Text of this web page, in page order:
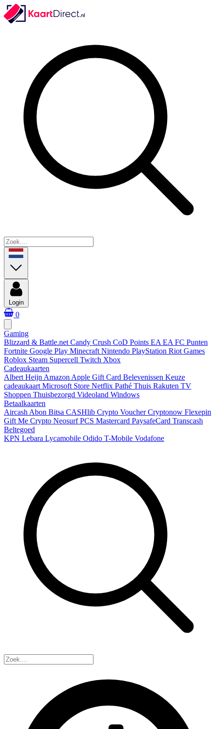
Login
0
Gaming
Blizzard & Battle.net Candy Crush CoD Points EA EA FC Punten
Fortnite Google Play Minecraft Nintendo PlayStation Riot Games
Roblox Steam Supercell Twitch Xbox
Cadeaukaarten
Albert Heijn Amazon Apple Gift Card Belevenissen Keuze
cadeaukaart Microsoft Store Netflix Pathé Thuis Rakuten TV
Shoppen Thuisbezorgd Videoland Windows
Betaalkaarten
Aircash Abon Bitsa CASHlib Crypto VoucherCryptonow Flexepin
Gift Me Crypto NeosurfPCS Mastercard PaysafeCard Transcash
Beltegoed
KPN Lebara Lycamobile Odido T-Mobile Vodafone